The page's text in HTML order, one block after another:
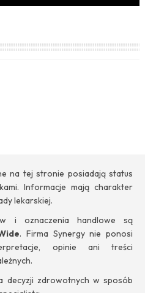
na tej stronie posiadają status
Informacje mają charakter
lekarskiej.
i oznaczenia handlowe są
. Firma Synergy nie ponosi
opinie ani treści
decyzji zdrowotnych w sposób